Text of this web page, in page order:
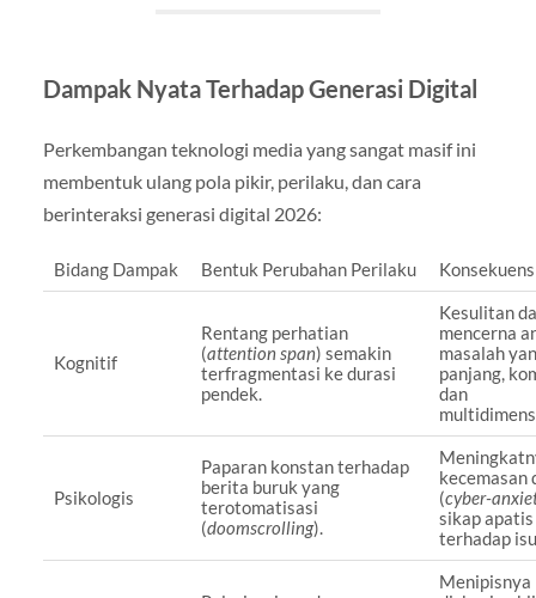
Dampak Nyata Terhadap Generasi Digital
Perkembangan teknologi media yang sangat masif ini
membentuk ulang pola pikir, perilaku, dan cara
berinteraksi generasi digital 2026:
Bidang Dampak Bentuk Perubahan Perilaku
Kognitif
Rentang perhatian
(attention span) semakin
terfragmentasi ke durasi
pendek.
Kesulitan
mencerna
masalah
panjang,
dan
Psikologis
Paparan konstan terhadap
berita buruk yang
terotomatisasi
(doomscrolling).
kecemasan
(cyber-
sikap apatis
terhadap
Menipisnya